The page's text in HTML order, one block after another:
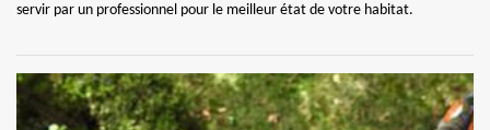
servir par un professionnel pour le meilleur état de votre habitat.